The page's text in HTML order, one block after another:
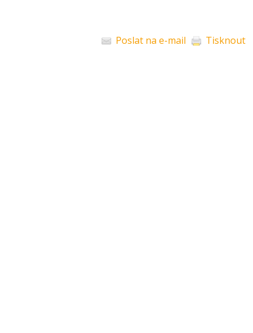
Poslat na e-mail Tisknout